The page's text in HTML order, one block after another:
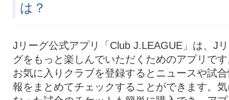
は？
Jリーグ公式アプリ「Club J.LEAGUE」は、J
グをもっと楽しんでいただくためのアプリで
お気に入りクラブを登録するとニュースや試
報をまとめてチェックすることができます。